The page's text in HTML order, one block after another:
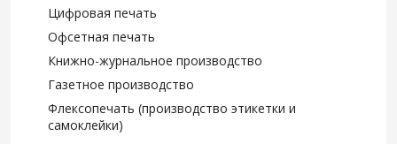
Цифровая печать
Офсетная печать
Книжно-журнальное производство
Газетное производство
Флексопечать (производство этикетки и
самоклейки)